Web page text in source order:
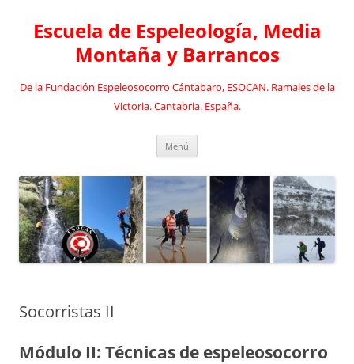
contenido
Escuela de Espeleología, Media
Montaña y Barrancos
De la Fundación Espeleosocorro Cántabaro, ESOCAN. Ramales de la
Victoria. Cantabria. España.
Menú
Socorristas II
Módulo II: Técnicas de espeleosocorro